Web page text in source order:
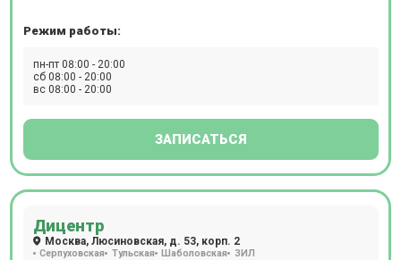
MAGNETOM Aera (1,5 Тл), позволяющим обслуживать
Режим работы:
пн-пт 08:00 - 20:00
сб 08:00 - 20:00
вс 08:00 - 20:00
ЗАПИСАТЬСЯ
Дицентр
Москва, Люсиновская, д. 53, корп. 2
Серпуховская Тульская Шаболовская ЗИЛ